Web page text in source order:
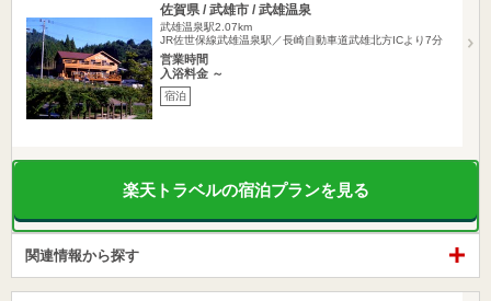
佐賀県 / 武雄市 / 武雄温泉
武雄温泉駅2.07km
JR佐世保線武雄温泉駅／長崎自動車道武雄北方ICより7分
営業時間
入浴料金 ～
宿泊
楽天トラベルの宿泊プランを見る
関連情報から探す